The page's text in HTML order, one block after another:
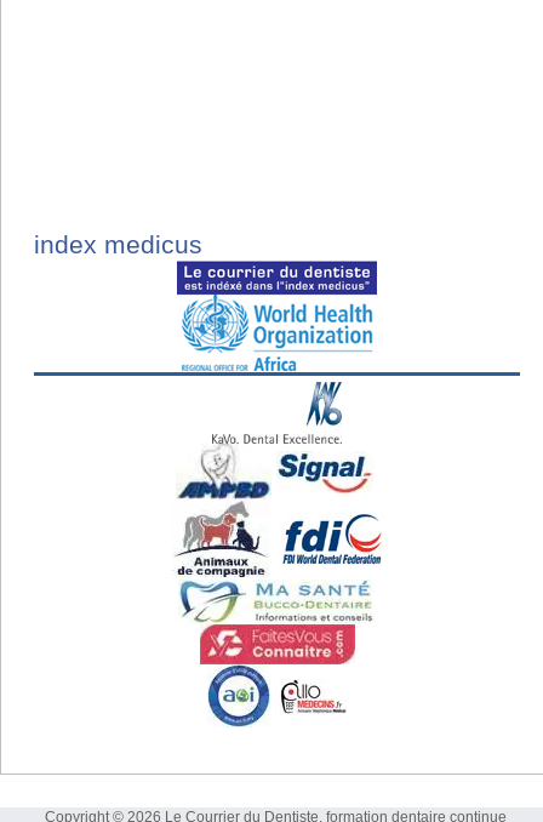
index medicus
Copyright © 2026 Le Courrier du Dentiste, formation dentaire continue